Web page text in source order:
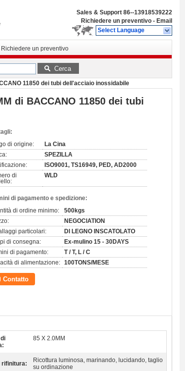
Sales & Support 86--13918539222
Richiedere un preventivo - Email
Select Language
Richiedere un preventivo
Cerca
11850 dei tubi dell'acciaio inossidabile
di BACCANO 11850 dei tubi
di origine:
La Cina
SPEZILLA
ISO9001, TS16949, PED, AD2000
di
WLD
di pagamento e spedizione:
di ordine minimo:
500kgs
NEGOCIATION
particolari:
DI LEGNO INSCATOLATO
di consegna:
Ex-mulino 15 - 30DAYS
di pagamento:
T / T, L / C
di alimentazione: 100TONS/MESE
Contatto
85 X 2.0MM
rifinitura:
Ricottura luminosa, marinando, lucidando, taglio
su ordinazione